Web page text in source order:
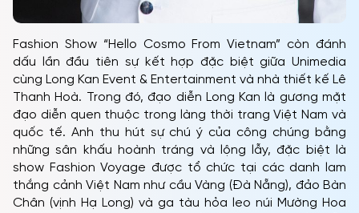
Fashion Show “Hello Cosmo From Vietnam” còn đánh
dấu lần đầu tiên sự kết hợp đặc biệt giữa Unimedia
cùng Long Kan Event & Entertainment và nhà thiết kế Lê
Thanh Hoà. Trong đó, đạo diễn Long Kan là gương mặt
đạo diễn quen thuộc trong làng thời trang Việt Nam và
quốc tế. Anh thu hút sự chú ý của công chúng bằng
những sân khấu hoành tráng và lộng lẫy, đặc biệt là
show Fashion Voyage được tổ chức tại các danh lam
thắng cảnh Việt Nam như cầu Vàng (Đà Nẵng), đảo Bàn
Chân (vịnh Hạ Long) và ga tàu hỏa leo núi Mường Hoa